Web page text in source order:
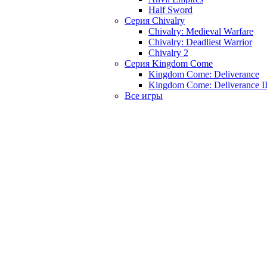
Half Sword
Серия Chivalry
Chivalry: Medieval Warfare
Chivalry: Deadliest Warrior
Chivalry 2
Серия Kingdom Come
Kingdom Come: Deliverance
Kingdom Come: Deliverance II
Все игры